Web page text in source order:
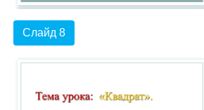
Слайд 8